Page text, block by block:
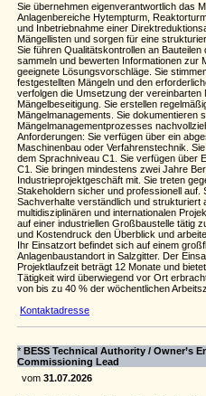
Sie übernehmen eigenverantwortlich das
Anlagenbereiche Hytempturm,
und Inbetriebnahme einer
Mängellisten und sorgen für eine
Sie führen Qualitätskontrollen an
sammeln und bewerten Informationen zur
geeignete Lösungsvorschläge. Sie
festgestellten Mängeln und den
verfolgen die Umsetzung der
Mängelbeseitigung. Sie erstellen
Mängelmanagements. Sie dokumentieren
Mängelmanagementprozesses
Anforderungen: Sie verfügen über ein
Maschinenbau oder Verfahrenstechnik.
dem Sprachniveau C1. Sie verfügen über
C1. Sie bringen mindestens zwei Jahre
Industrieprojektgeschäft mit. Sie treten
Stakeholdern sicher und professionell auf.
Sachverhalte verständlich und strukturiert
multidisziplinären und internationalen
auf einer industriellen Großbaustelle tätig
und Kostendruck den Überblick und
Ihr Einsatzort befindet sich auf einem
Anlagenbaustandort in Salzgitter. Der
Projektlaufzeit beträgt 12 Monate und
Tätigkeit wird überwiegend vor Ort
von bis zu 40 % der wöchentlichen
Kontaktadresse
* BESS Technical Authority / Owner’s
Commissioning Lead
vom 31.07.2026